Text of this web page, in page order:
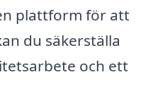
plattform för att
du säkerställa
och ett